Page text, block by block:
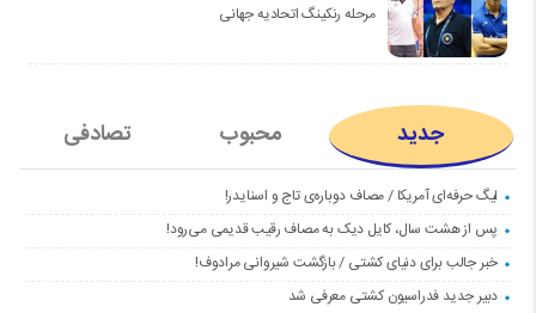
مرحله رنکینگ اتحادیه جهانی
جدید محبوب تصادفی
لیگ حرفه‌ای آمریکا / مصاف دوباره‌ی تاج و اسنایدر!
پس از هشت سال، کایل دیک به مصاف رقیب قدیمی می‌رود!
خبر جالب برای دنیای کشتی / بازگشت شیروانی مرادوف!
دبیر جدید فدراسیون کشتی معرفی شد